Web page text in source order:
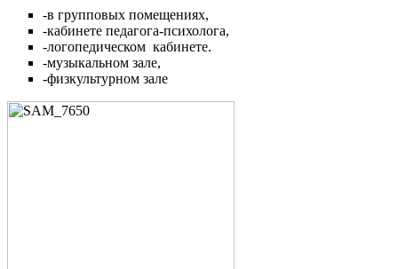
-в групповых помещениях,
-кабинете педагога-психолога,
-логопедическом кабинете.
-музыкальном зале,
-физкультурном зале